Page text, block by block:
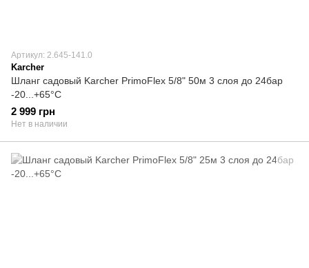
Артикул: 2.645-141.0
Karcher
Шланг садовый Karcher PrimoFlex 5/8" 50м 3 слоя до 24бар
-20...+65°C
2 999 грн
Нет в наличии